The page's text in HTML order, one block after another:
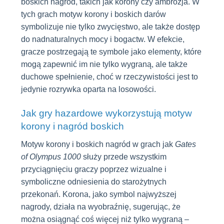
boskich nagród, takich jak korony czy ambrozja. W
tych grach motyw korony i boskich darów
symbolizuje nie tylko zwycięstwo, ale także dostęp
do nadnaturalnych mocy i bogactw. W efekcie,
gracze postrzegają te symbole jako elementy, które
mogą zapewnić im nie tylko wygraną, ale także
duchowe spełnienie, choć w rzeczywistości jest to
jedynie rozrywka oparta na losowości.
Jak gry hazardowe wykorzystują motyw
korony i nagród boskich
Motyw korony i boskich nagród w grach jakGates
of Olympus 1000 służy przede wszystkim
przyciągnięciu graczy poprzez wizualne i
symboliczne odniesienia do starożytnych
przekonań. Korona, jako symbol najwyższej
nagrody, działa na wyobraźnię, sugerując, że
można osiągnąć coś więcej niż tylko wygraną –